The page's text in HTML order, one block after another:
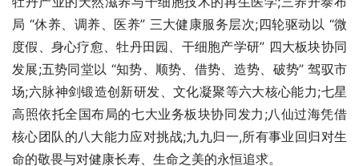
局 “休养、调养、医养” 三大健康服务层次;四轮驱动以 “微
度假、身心疗愈、牡丹田园、干细胞产学研” 四大板块协同
发展;五势同堂以 “知势、顺势、借势、造势、破势” 驾驭市
场;六脉神剑锻造创新研发、文化凝聚等六大核心能力;七星
高照依托全国布局的七大业务板块协同发力;八仙过海凭借
核心团队的八大能力应对挑战;九九归一,所有事业回归对生
命的敬畏与对健康长寿、生命之美的永恒追求。